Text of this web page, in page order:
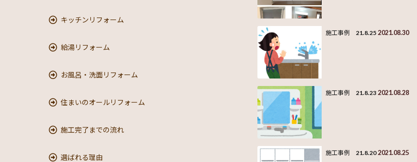
キッチンリフォーム
給湯リフォーム
お風呂・洗面リフォーム
住まいのオールリフォーム
施工完了までの流れ
選ばれる理由
施工事例 21.8.25 2021.08.30
施工事例 21.8.23 2021.08.28
施工事例 21.8.20 2021.08.25